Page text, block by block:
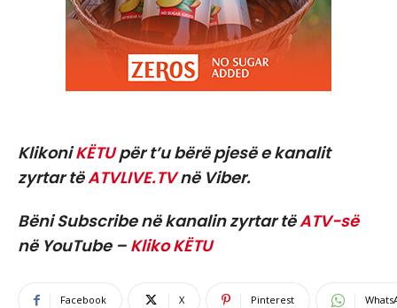
KlikoniKËTUpër t’u bërë pjesë e kanalit
zyrtar tëATVLIVE.TVnë Viber.
Bëni Subscribe në kanalin zyrtar tëATV-së
në YouTube – Kliko KËTU
Facebook X Pinterest